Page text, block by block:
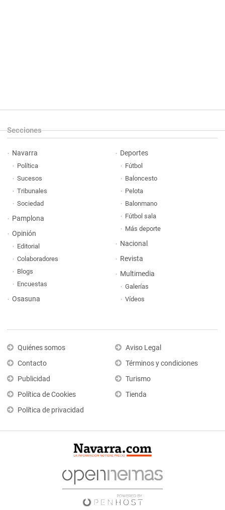
Secciones
Navarra
Política
Sucesos
Tribunales
Sociedad
Pamplona
Opinión
Editorial
Colaboradores
Blogs
Encuestas
Osasuna
Deportes
Fútbol
Baloncesto
Pelota
Balonmano
Fútbol sala
Más deporte
Nacional
Revista
Multimedia
Galerías
Vídeos
Quiénes somos
Contacto
Publicidad
Política de Cookies
Política de privacidad
Aviso Legal
Términos y condiciones
Turismo
Tienda